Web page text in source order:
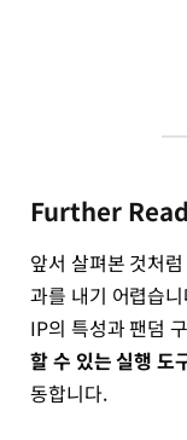
Further
앞서 살펴본 것처
과를 내기 어렵습
IP의 특성과 팬덤
할 수 있는 실행 도
동합니다.